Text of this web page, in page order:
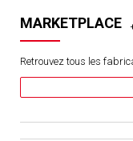
MARKETPLACE
Retrouvez tous les